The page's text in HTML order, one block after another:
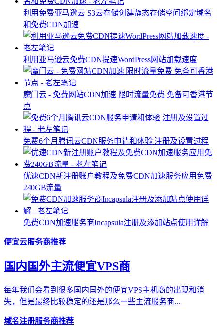
利用免费亚马逊云 S3云存储创建静态存储空间绑定域名
和免费CDN加速
利用亚马逊云免费CDN提速WordPress网站加载速度
魔门云 - 免费网站CDN加速 限时流量免费 免备可香港节
点
免费6个月腾讯云CDN服务申请和体验 注册及设置过程
优速CDN新注册账户教程及免费CDN加速服务应用免费
240GB流量
免费CDN加速服务商Incapsula注册及添加站点使用详解
便宜云服务商推荐
国内国外主流便宜VPS商
每年我们会看到很多国内国外的便宜VPS主机商的出现和消
失，但是最终比较稳定的还是那么一些主流服务商...
域名注册服务商推荐